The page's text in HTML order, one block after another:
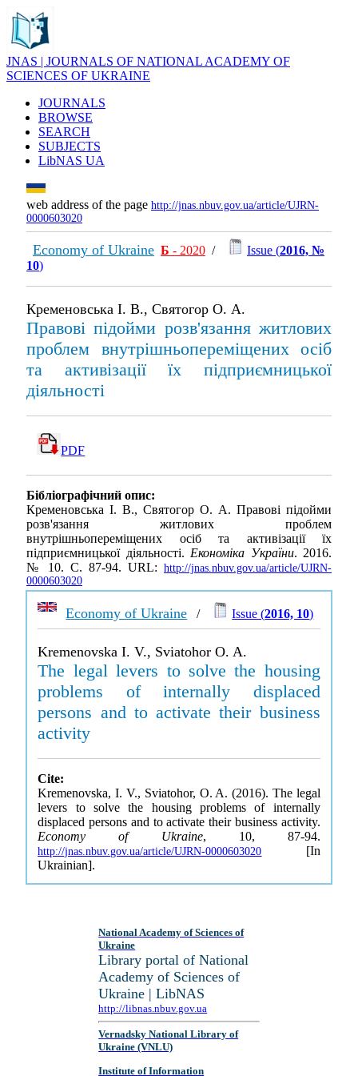
JNAS | JOURNALS OF NATIONAL ACADEMY OF
SCIENCES OF UKRAINE
JOURNALS
BROWSE
SEARCH
SUBJECTS
LibNAS UA
web address of the page http://jnas.nbuv.gov.ua/article/UJRN-
0000603020
Economy of Ukraine Б - 2020 / Issue (2016, №
10)
Кременовська І. В., Святогор О. А.
Правові підойми розв'язання житлових
проблем внутрішньопереміщених осіб
та активізації їх підприємницької
діяльності
PDF
Бібліографічний опис:
Кременовська І. В., Святогор О. А. Правові підойми
розв'язання житлових проблем
внутрішньопереміщених осіб та активізації їх
підприємницької діяльності. Економіка України. 2016.
№ 10. С. 87-94. URL: http://jnas.nbuv.gov.ua/article/UJRN-
0000603020
Economy of Ukraine / Issue (2016, 10)
Kremenovska I. V., Sviatohor O. A.
The legal levers to solve the housing
problems of internally displaced
persons and to activate their business
activity
Cite:
Kremenovska, I. V., Sviatohor, O. A. (2016). The legal
levers to solve the housing problems of internally
displaced persons and to activate their business activity.
Economy of Ukraine, 10, 87-94.
http://jnas.nbuv.gov.ua/article/UJRN-0000603020 [In
Ukrainian].
National Academy of Sciences of
Ukraine
Library portal of National
Academy of Sciences of
Ukraine | LibNAS
http://libnas.nbuv.gov.ua
Vernadsky National Library of
Ukraine (VNLU)
Institute of Information